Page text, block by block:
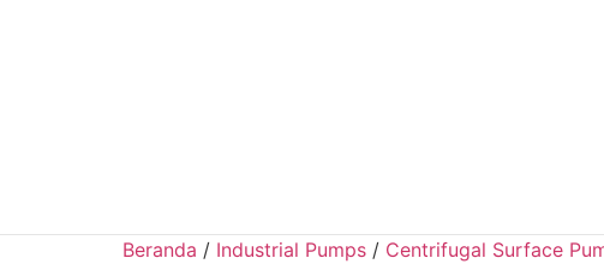
Beranda / Industrial Pumps / Centrifugal Surface